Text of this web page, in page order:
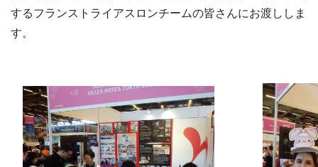
するフランストライアスロンチームの皆さんにお渡ししま
す。